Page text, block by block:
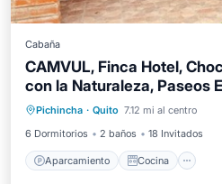
Cabaña
CAMVUL, Finca Hotel,
con la Naturaleza, Paseos
Pichincha · Quito 7.12 mi al centro
6 Dormitorios
2 baños 18 Invitados
Aparcamiento Cocina
Aparcamiento Cocina
Se admiten mascotas